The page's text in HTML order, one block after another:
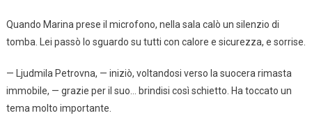
Quando Marina prese il microfono, nella sala calò un silenzio di
tomba. Lei passò lo sguardo su tutti con calore e sicurezza, e sorrise.
— Ljudmila Petrovna, — iniziò, voltandosi verso la suocera rimasta
immobile, — grazie per il suo… brindisi così schietto. Ha toccato un
tema molto importante.